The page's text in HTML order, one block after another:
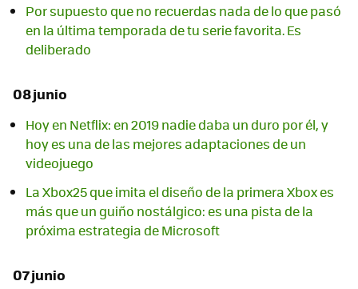
Por supuesto que no recuerdas nada de lo que pasó
en la última temporada de tu serie favorita. Es
deliberado
08 junio
Hoy en Netflix: en 2019 nadie daba un duro por él, y
hoy es una de las mejores adaptaciones de un
videojuego
La Xbox25 que imita el diseño de la primera Xbox es
más que un guiño nostálgico: es una pista de la
próxima estrategia de Microsoft
07 junio